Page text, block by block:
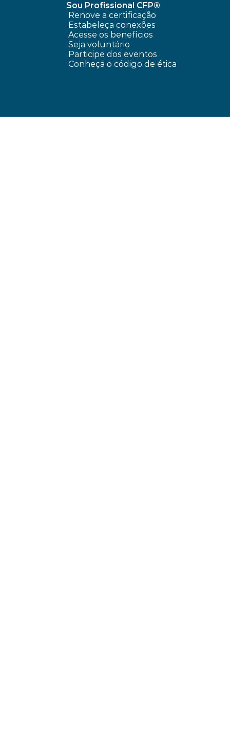
Sou Profissional CFP®
Renove a certificação
Estabeleça conexões
Acesse os benefícios
Seja voluntário
Participe dos eventos
Conheça o código de ética